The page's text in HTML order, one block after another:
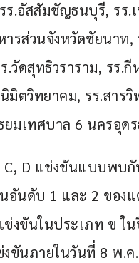
ร.อัสสัมชัญธนบุรี, รร.
ารส่วนจังหวัดชัยนาท
.วัดสุทธิวราราม, รร.
ตวิทยาคม, รร.สารวิ
เทศบาล 6 นครอุดร
D แข่งขันแบบพบ
นดับ 1 และ 2 ของ
งขันในประเภท ข ใ
ขันภายในวันที่ 8 พ.